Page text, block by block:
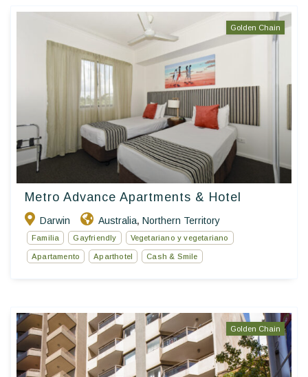
Golden Chain
Metro Advance Apartments & Hotel
Darwin Australia, Northern Territory
Familia Gayfriendly Vegetariano y vegetariano
Apartamento Aparthotel Cash & Smile
Golden Chain